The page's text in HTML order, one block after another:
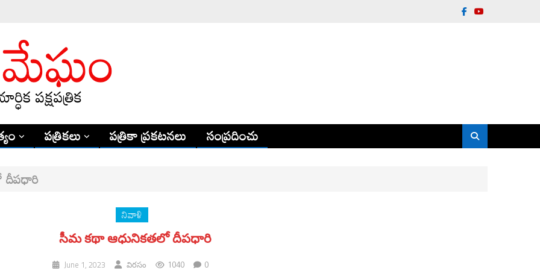
పత్రికలు పత్రికా ప్రకటనలు సంప్రదించు
దీపధారి
నివాళి
సీమ కథా ఆధునికతలో దీపధారి
June 1, 2023 విరసం 1040 0